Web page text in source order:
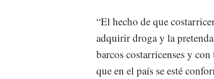
“El hecho de que
adquirir droga y la
barcos costarricenses y
que en el país se esté